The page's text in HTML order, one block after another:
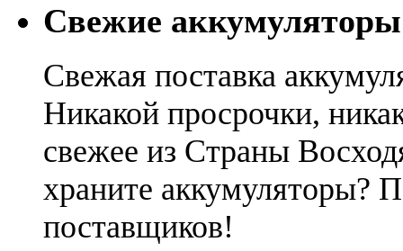
Свежие
Свежая поставка
Никакой просрочки,
свежее из Страны
храните аккумуляторы?
поставщиков!